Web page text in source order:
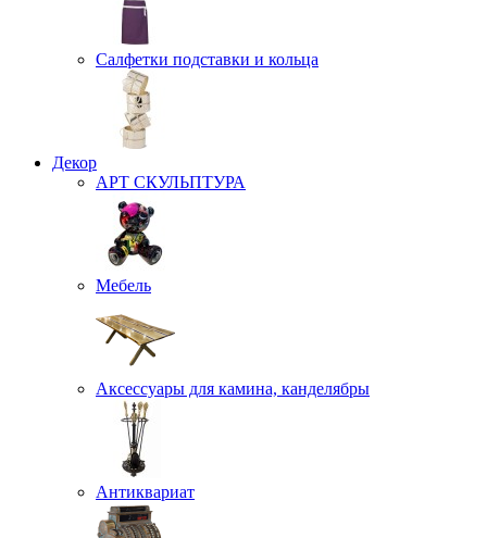
Салфетки подставки и кольца
Декор
АРТ СКУЛЬПТУРА
Мебель
Аксессуары для камина, канделябры
Антиквариат